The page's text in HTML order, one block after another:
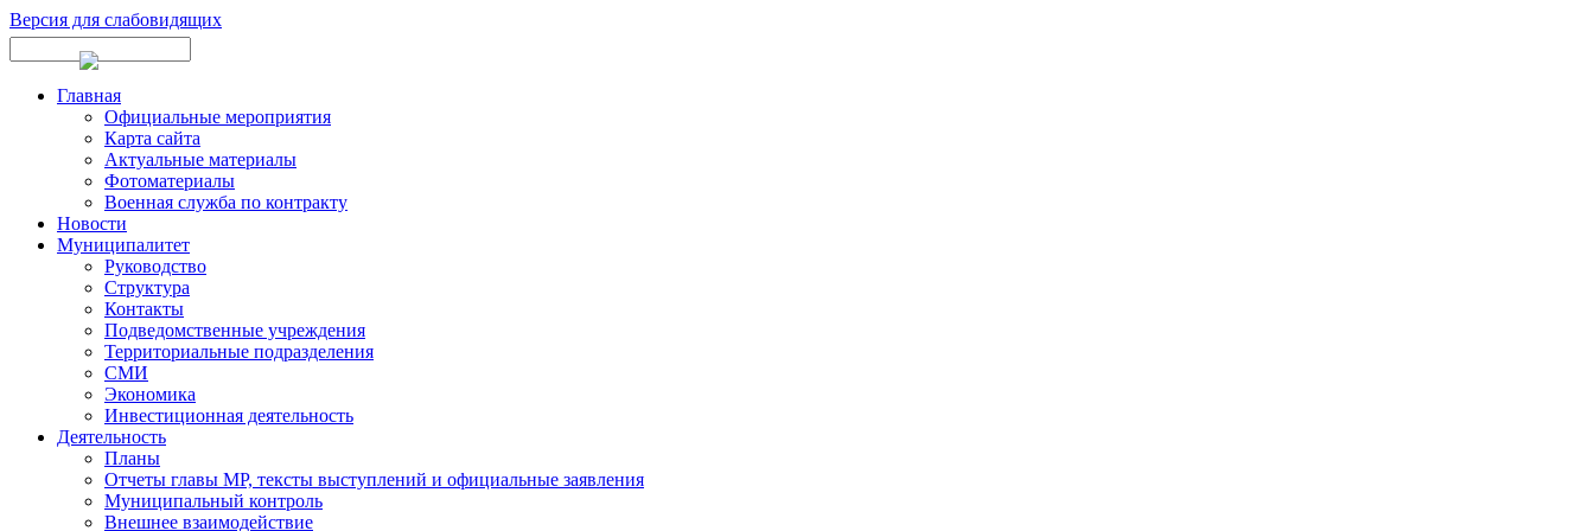
Версия для слабовидящих
Главная
Официальные мероприятия
Карта сайта
Актуальные материалы
Фотоматериалы
Военная служба по контракту
Новости
Муниципалитет
Руководство
Структура
Контакты
Подведомственные учреждения
Территориальные подразделения
СМИ
Экономика
Инвестиционная деятельность
Деятельность
Планы
Отчеты главы МР, тексты выступлений и официальные заявления
Муниципальный контроль
Внешнее взаимодействие